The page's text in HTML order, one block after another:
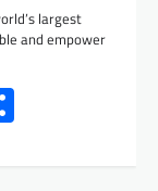
largest
and empower